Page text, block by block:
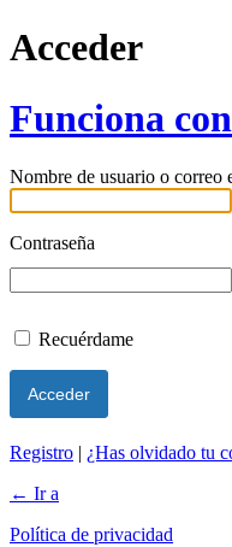
Acceder
Funciona
Nombre de usuario o correo
Contraseña
Recuérdame
Registro | ¿Has olvidado tu
← Ir a
Política de privacidad